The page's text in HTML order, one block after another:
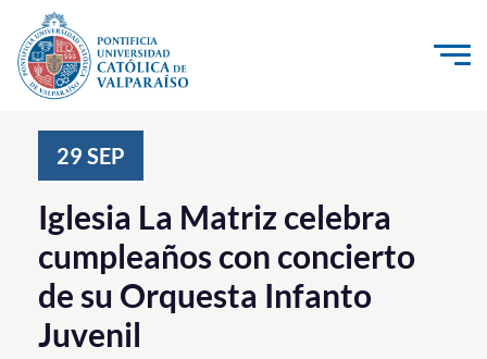
Click acá para ir directamente al contenido
Investigación, Creación e Innovación
PUCV Internacional
Vinculación con el Medio
Admisión
29 SEP
Iglesia La Matriz celebra
cumpleaños con concierto
de su Orquesta Infanto
Juvenil